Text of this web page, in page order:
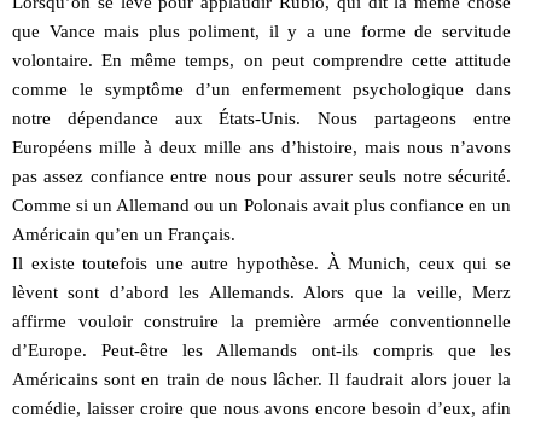
que Vance mais plus poliment, il y a une forme de servitude
volontaire. En même temps, on peut comprendre cette attitude
comme le symptôme d’un enfermement psychologique dans
notre dépendance aux États-Unis. Nous partageons entre
Européens mille à deux mille ans d’histoire, mais nous n’avons
pas assez confiance entre nous pour assurer seuls notre sécurité.
Comme si un Allemand ou un Polonais avait plus confiance en un
Américain qu’en un Français.
Il existe toutefois une autre hypothèse. À Munich, ceux qui se
lèvent sont d’abord les Allemands. Alors que la veille, Merz
affirme vouloir construire la première armée conventionnelle
d’Europe. Peut-être les Allemands ont-ils compris que les
Américains sont en train de nous lâcher. Il faudrait alors jouer la
comédie, laisser croire que nous avons encore besoin d’eux, afin